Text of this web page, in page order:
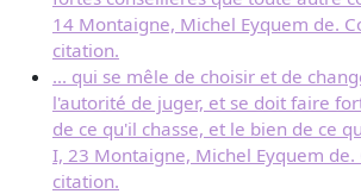
14 Montaigne, Michel Eyquem de.
citation.
... qui se mêle de choisir et de
l'autorité de juger, et se doit faire
de ce qu'il chasse, et le bien de ce
I, 23 Montaigne, Michel Eyquem
citation.